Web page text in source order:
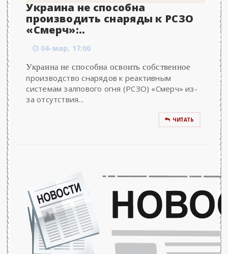
Украина не способна
производить снаряды к РСЗО
«Смерч»:..
04-мар, 17:00
Украина не способна освоить собственное
производство снарядов к реактивным
системам залпового огня (РСЗО) «Смерч» из-
за отсутствия...
ЧИТАТЬ